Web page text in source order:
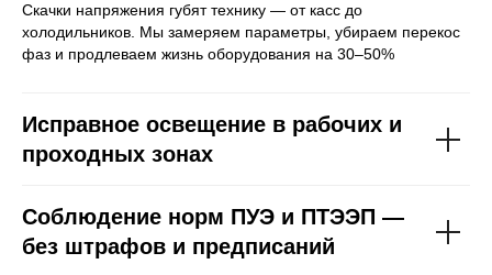
Скачки напряжения губят технику — от касс до
холодильников. Мы замеряем параметры, убираем перекос
фаз и продлеваем жизнь оборудования на 30–50%
Исправное освещение в рабочих и
проходных зонах
Соблюдение норм ПУЭ и ПТЭЭП —
без штрафов и предписаний